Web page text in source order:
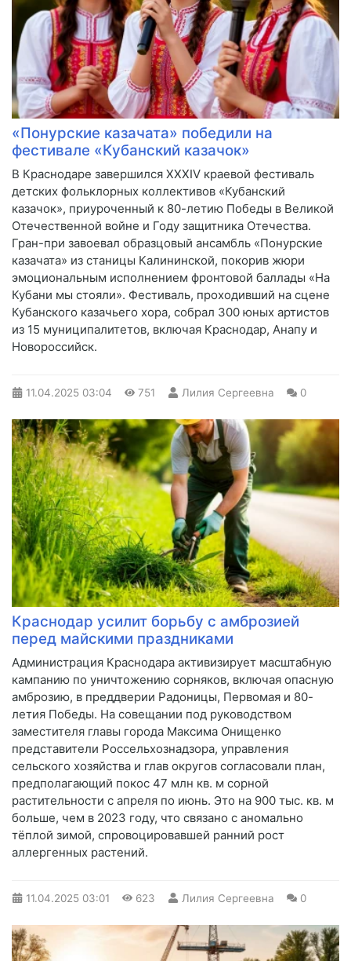
«Понурские казачата» победили на
фестивале «Кубанский казачок»
В Краснодаре завершился XXXIV краевой фестиваль
детских фольклорных коллективов «Кубанский
казачок», приуроченный к 80-летию Победы в Великой
Отечественной войне и Году защитника Отечества.
Гран-при завоевал образцовый ансамбль «Понурские
казачата» из станицы Калининской, покорив жюри
эмоциональным исполнением фронтовой баллады «На
Кубани мы стояли». Фестиваль, проходивший на сцене
Кубанского казачьего хора, собрал 300 юных артистов
из 15 муниципалитетов, включая Краснодар, Анапу и
Новороссийск.
11.04.2025 03:04 751 Лилия Сергеевна 0
Краснодар усилит борьбу с амброзией
перед майскими праздниками
Администрация Краснодара активизирует масштабную
кампанию по уничтожению сорняков, включая опасную
амброзию, в преддверии Радоницы, Первомая и 80-
летия Победы. На совещании под руководством
заместителя главы города Максима Онищенко
представители Россельхознадзора, управления
сельского хозяйства и глав округов согласовали план,
предполагающий покос 47 млн кв. м сорной
растительности с апреля по июнь. Это на 900 тыс. кв. м
больше, чем в 2023 году, что связано с аномально
тёплой зимой, спровоцировавшей ранний рост
аллергенных растений.
11.04.2025 03:01 623 Лилия Сергеевна 0